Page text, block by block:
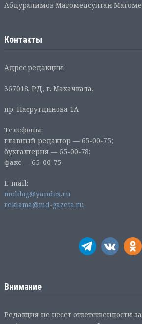
Абдуралимов Магомедсултан
Контакты
Адрес редакции:
367018, РД, г. Махачкала,
пр. Насрутдинова 1А
Телефоны:
главный редактор — 65-00-75;
бухгалтерия — 65-00-78;
факс — 65-00-75
E-mail:
moldag@yandex.ru
reklama@md-gazeta.ru
Внимание
Редакция не несет ответственности